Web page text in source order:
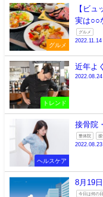
グルメ
【ビュ
実は○○
グルメ
2022.11.14
トレンド
近年よ
2022.08.24
ヘルスケア
接骨院
整体院 接
2022.08.23
8月19
今日は何の日